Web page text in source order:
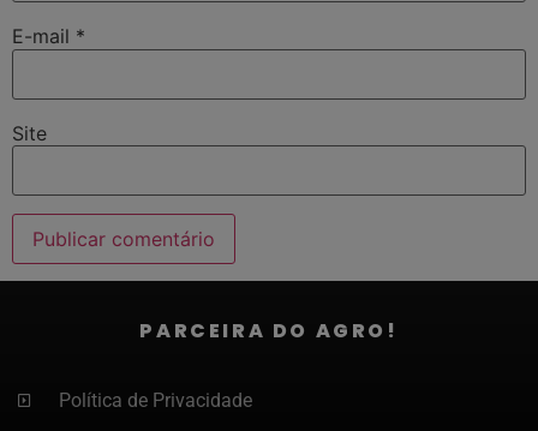
E-mail *
Site
PARCEIRA DO AGRO!
Política de Privacidade